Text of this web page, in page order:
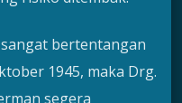
bertentangan
1945, maka Drg.
segera